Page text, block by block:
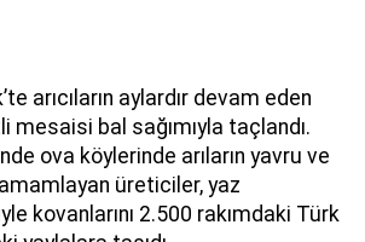
arıcıların aylardır devam eden
mesaisi bal sağımıyla taçlandı.
ova köylerinde arıların yavru ve
üreticiler, yaz
kovanlarını 2.500 rakımdaki Türk